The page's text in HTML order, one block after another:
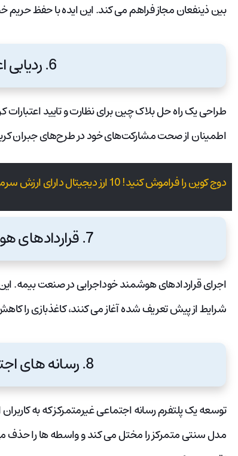
بین ذینفعان مجاز فراهم می کند. این ایده با حفظ
6. ردیابی اعتبار کربن:
طراحی یک راه حل بلاک چین برای نظارت و تایید اعتبارات
اطمینان از صحت مشارکت‌های خود در طرح‌های جبران
دوج کوین را فراموش کنید! 10 ارز دیجیتال دارای ارزش سرمایه گذاری بیشتر
7. قراردادهای هوشمند برای بیمه:
اجرای قراردادهای هوشمند خوداجرایی در صنعت بیمه.
شرایط از پیش تعریف شده آغاز می کنند، کاغذبازی را
8. رسانه های اجتماعی غیرمتمرکز:
توسعه یک پلتفرم رسانه اجتماعی غیرمتمرکز که به
مدل سنتی متمرکز را مختل می کند و واسطه ها را حذف